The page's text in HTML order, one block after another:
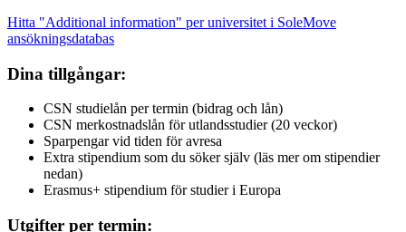
Hitta "Additional information" per universitet i SoleMove
ansökningsdatabas
Dina tillgångar:
CSN studielån per termin (bidrag och lån)
CSN merkostnadslån för utlandsstudier (20 veckor)
Sparpengar vid tiden för avresa
Extra stipendium som du söker själv (läs mer om stipendier
nedan)
Erasmus+ stipendium för studier i Europa
Utgifter per termin: